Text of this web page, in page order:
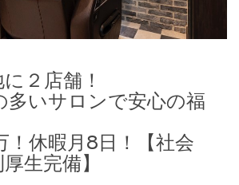
２店舗！
多いサロンで安心の福
！休暇月8日！【社会
生完備】